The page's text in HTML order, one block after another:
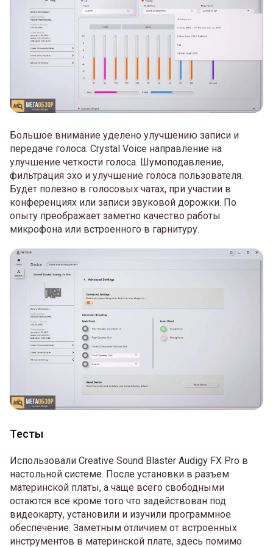
Большое внимание уделено улучшению записи и
передаче голоса. Crystal Voice направление на
улучшение четкости голоса. Шумоподавление,
фильтрация эхо и улучшение голоса пользователя.
Будет полезно в голосовых чатах, при участии в
конференциях или записи звуковой дорожки. По
опыту преображает заметно качество работы
микрофона или встроенного в гарнитуру.
Тесты
Использовали Creative Sound Blaster Audigy FX Pro в
настольной системе. После установки в разъем
материнской платы, а чаще всего свободными
остаются все кроме того что задействован под
видеокарту, установили и изучили программное
обеспечение. Заметным отличием от встроенных
инструментов в материнской плате, здесь помимо